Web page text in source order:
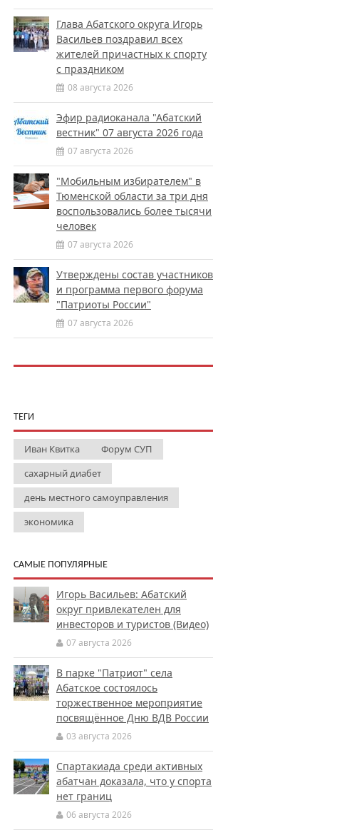
Глава Абатского округа Игорь
Васильев поздравил всех
жителей причастных к спорту
с праздником
08 августа 2026
Эфир радиоканала "Абатский
вестник" 07 августа 2026 года
07 августа 2026
"Мобильным избирателем" в
Тюменской области за три дня
воспользовались более тысячи
человек
07 августа 2026
Утверждены состав участников
и программа первого форума
"Патриоты России"
07 августа 2026
ТЕГИ
Иван Квитка
Форум СУП
сахарный диабет
день местного самоуправления
экономика
САМЫЕ ПОПУЛЯРНЫЕ
Игорь Васильев: Абатский
округ привлекателен для
инвесторов и туристов (Видео)
07 августа 2026
В парке "Патриот" села
Абатское состоялось
торжественное мероприятие
посвящённое Дню ВДВ России
03 августа 2026
Спартакиада среди активных
абатчан доказала, что у спорта
нет границ
06 августа 2026